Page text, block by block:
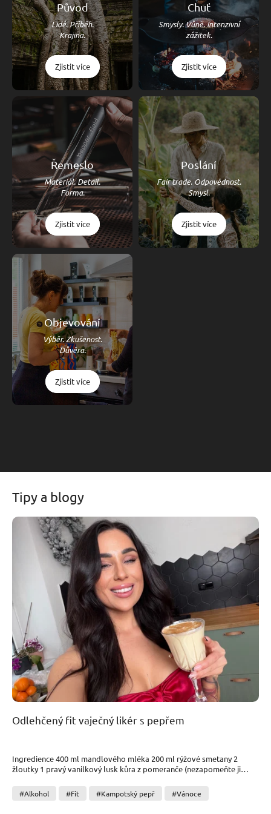
Původ
Lidé. Příběh.
Krajina.
Zjistit více
Chuť
Smysly. Vůně. Intenzivní
zážitek.
Zjistit více
Řemeslo
Materiál. Detail.
Forma.
Zjistit více
Poslání
Fair trade. Odpovědnost.
Smysl.
Zjistit více
Objevování
Výběr. Zkušenost.
Důvěra.
Zjistit více
Tipy a blogy
Odlehčený fit vaječný likér s pepřem
Ingredience 400 ml mandlového mléka 200 ml rýžové smetany 2
žloutky 1 pravý vanilkový lusk kůra z pomeranče (nezapomeňte ji
bílý a Kampotský pepř (podle chuti) Postup 1) Zahřívej mléko,
smetanu, vanilku, pomerančovou kůru a skořici na cca 65–70 °C (nesmí
#Alkohol #Fit #Kampotský pepř #Vánoce